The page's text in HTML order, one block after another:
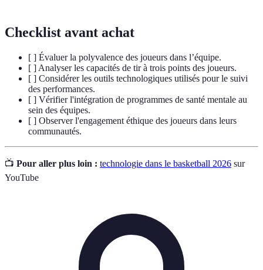
Checklist avant achat
[ ] Évaluer la polyvalence des joueurs dans l’équipe.
[ ] Analyser les capacités de tir à trois points des joueurs.
[ ] Considérer les outils technologiques utilisés pour le suivi
des performances.
[ ] Vérifier l'intégration de programmes de santé mentale au
sein des équipes.
[ ] Observer l'engagement éthique des joueurs dans leurs
communautés.
📺 Pour aller plus loin : technologie dans le basketball 2026 sur
YouTube